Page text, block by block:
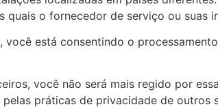
o fornecedor de serviço ou suas
está consentindo o
você não será mais regido por
práticas de privacidade de outros